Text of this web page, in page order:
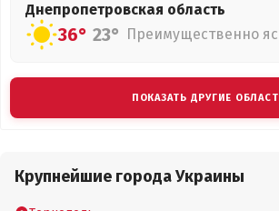
Днепропетровская область
36° 23° Преимущественно
ПОКАЗАТЬ ДРУГИЕ
Крупнейшие города Украины